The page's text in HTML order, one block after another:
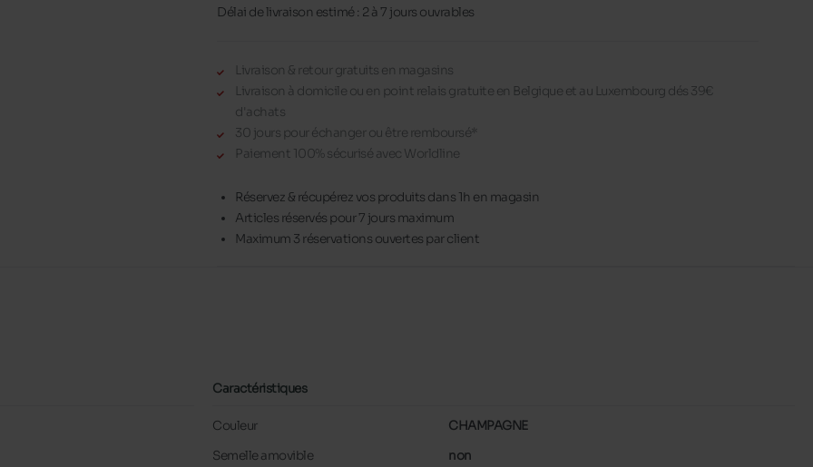
Délai de livraison estimé : 2 à 7 jours ouvrables
Livraison & retour gratuits en magasins
Livraison à domicile ou en point relais gratuite en Belgique et au Luxembourg dés 39€
d'achats
30 jours pour échanger ou être remboursé*
Paiement 100% sécurisé avec Worldline
Réservez & récupérez vos produits dans 1h en magasin
Articles réservés pour 7 jours maximum
Maximum 3 réservations ouvertes par client
Caractéristiques
Couleur
CHAMPAGNE
Semelle amovible
non